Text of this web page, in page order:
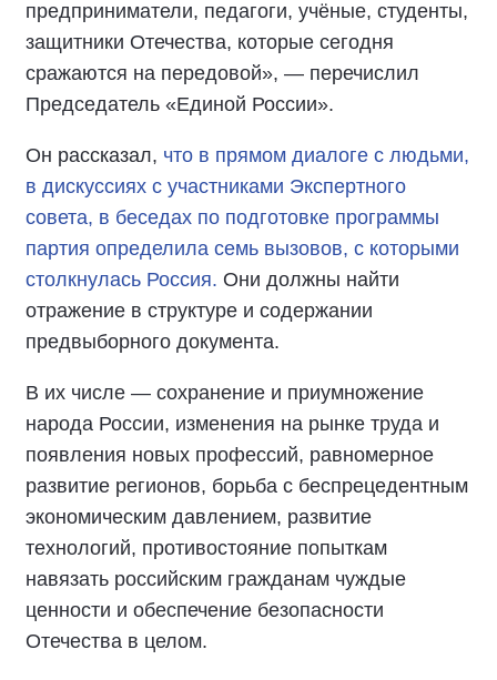
предприниматели, педагоги, учёные, студенты,
защитники Отечества, которые сегодня
сражаются на передовой», — перечислил
Председатель «Единой России».
Он рассказал, что в прямом диалоге с людьми,
в дискуссиях с участниками Экспертного
совета, в беседах по подготовке программы
партия определила семь вызовов, с которыми
столкнулась Россия. Они должны найти
отражение в структуре и содержании
предвыборного документа.
В их числе — сохранение и приумножение
народа России, изменения на рынке труда и
появления новых профессий, равномерное
развитие регионов, борьба с беспрецедентным
экономическим давлением, развитие
технологий, противостояние попыткам
навязать российским гражданам чуждые
ценности и обеспечение безопасности
Отечества в целом.